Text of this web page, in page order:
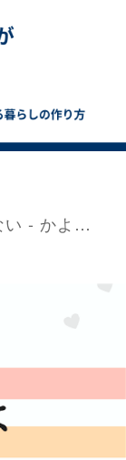
ものを減らすだけが片づけじゃない - かよが届ける防災と暮らし 福岡から